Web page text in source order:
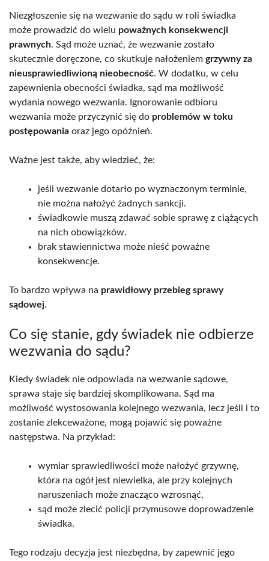
Niezgłoszenie się na wezwanie do sądu w roli świadka
może prowadzić do wielu poważnych konsekwencji
prawnych. Sąd może uznać, że wezwanie zostało
skutecznie doręczone, co skutkuje nałożeniem grzywny za
nieusprawiedliwioną nieobecność. W dodatku, w celu
zapewnienia obecności świadka, sąd ma możliwość
wydania nowego wezwania. Ignorowanie odbioru
wezwania może przyczynić się do problemów w toku
postępowania oraz jego opóźnień.
Ważne jest także, aby wiedzieć, że:
jeśli wezwanie dotarło po wyznaczonym terminie,
nie można nałożyć żadnych sankcji.
świadkowie muszą zdawać sobie sprawę z ciążących
na nich obowiązków.
brak stawiennictwa może nieść poważne
konsekwencje.
To bardzo wpływa na prawidłowy przebieg sprawy
sądowej.
Co się stanie, gdy świadek nie odbierze
wezwania do sądu?
Kiedy świadek nie odpowiada na wezwanie sądowe,
sprawa staje się bardziej skomplikowana. Sąd ma
możliwość wystosowania kolejnego wezwania, lecz jeśli i to
zostanie zlekceważone, mogą pojawić się poważne
następstwa. Na przykład:
wymiar sprawiedliwości może nałożyć grzywnę,
która na ogół jest niewielka, ale przy kolejnych
naruszeniach może znacząco wzrosnąć,
sąd może zlecić policji przymusowe doprowadzenie
świadka.
Tego rodzaju decyzja jest niezbędna, by zapewnić jego